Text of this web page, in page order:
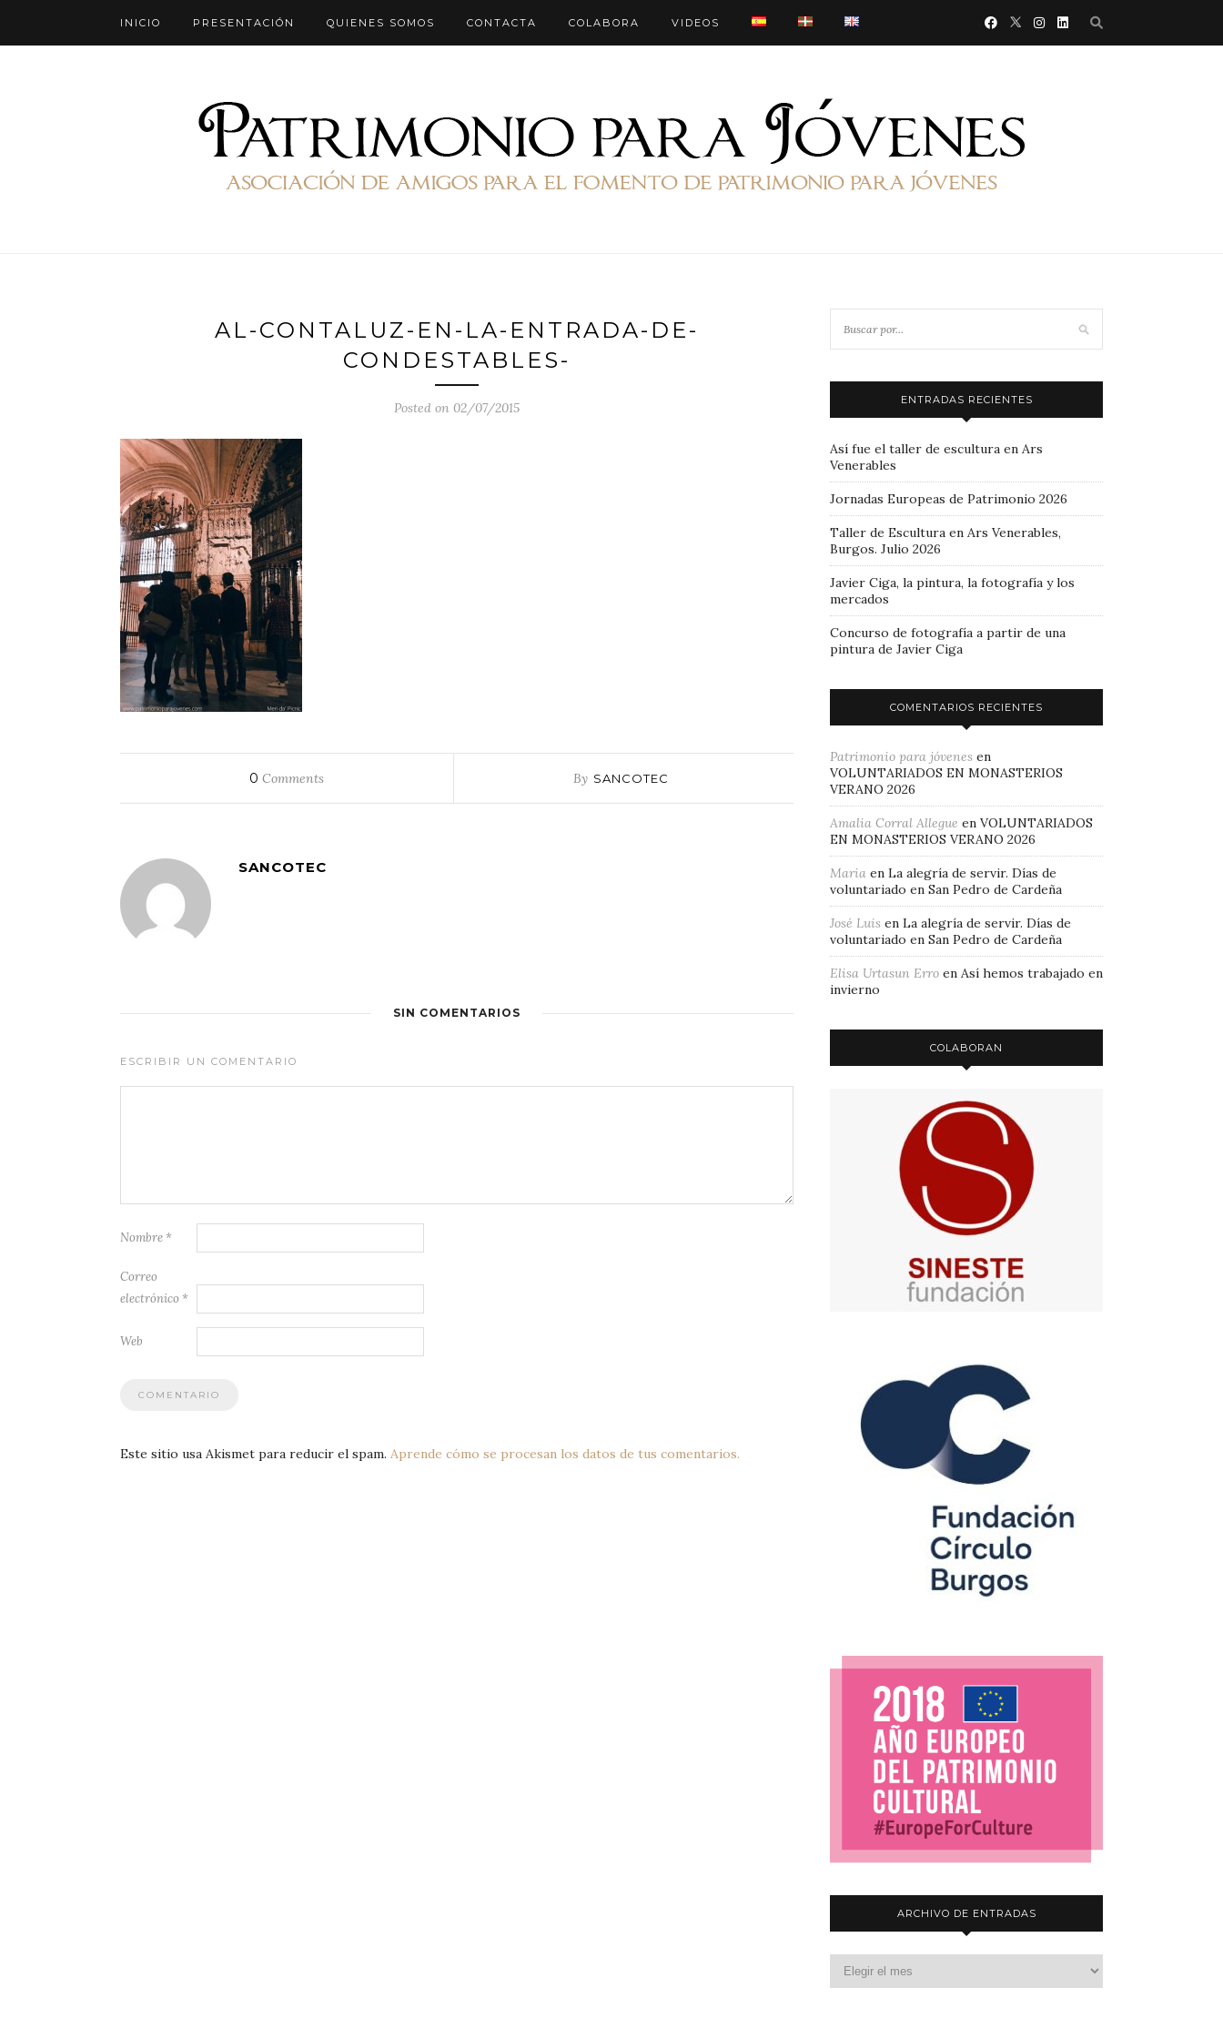
INICIO PRESENTACIÓN QUIENES SOMOS CONTACTA COLABORA VIDEOS
AL-CONTALUZ-EN-LA-ENTRADA-DE-
CONDESTABLES-
Posted on 02/07/2015
0 Comments By SANCOTEC
SANCOTEC
SIN COMENTARIOS
ESCRIBIR UN COMENTARIO
Nombre *
Correo
electrónico *
Web
Este sitio usa Akismet para reducir el spam. Aprende cómo se procesan los datos de tus comentarios.
ENTRADAS RECIENTES
Así fue el taller de escultura en Ars
Venerables
Jornadas Europeas de Patrimonio 2026
Taller de Escultura en Ars Venerables,
Burgos. Julio 2026
Javier Ciga, la pintura, la fotografía y los
mercados
Concurso de fotografía a partir de una
pintura de Javier Ciga
COMENTARIOS RECIENTES
Patrimonio para jóvenes en
VOLUNTARIADOS EN MONASTERIOS
VERANO 2026
Amalia Corral Allegue en VOLUNTARIADOS
EN MONASTERIOS VERANO 2026
Maria en La alegría de servir. Días de
voluntariado en San Pedro de Cardeña
José Luis en La alegría de servir. Días de
voluntariado en San Pedro de Cardeña
Elisa Urtasun Erro en Así hemos trabajado en
invierno
COLABORAN
ARCHIVO DE ENTRADAS